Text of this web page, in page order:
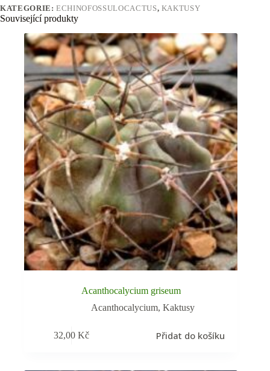
KATEGORIE:ECHINOFOSSULOCACTUS, KAKTUSY
Související produkty
Acanthocalycium griseum
Acanthocalycium,Kaktusy
32,00Kč Přidat do košíku